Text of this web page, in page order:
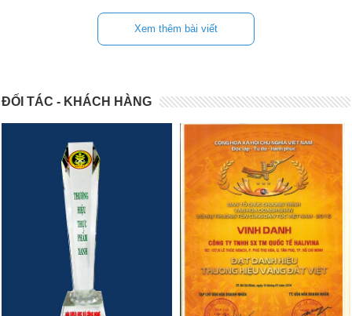
Xem thêm bài viết
ĐỐI TÁC - KHÁCH HÀNG